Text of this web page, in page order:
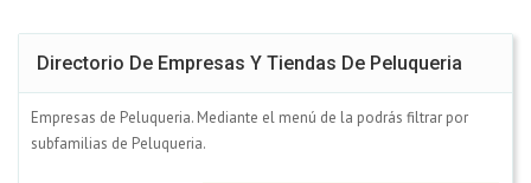
Directorio De Empresas Y Tiendas De Peluqueria
Empresas de Peluqueria. Mediante el menú de la podrás filtrar por
subfamilias de Peluqueria.